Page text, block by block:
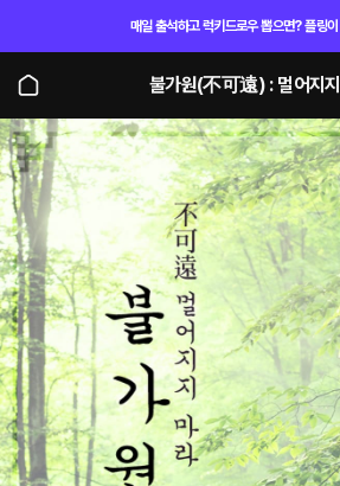
매일 출석하고 럭키드로우 뽑으면? 플링
불가원(不可遠) : 멀어지